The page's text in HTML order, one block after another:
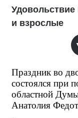
Удовольствие
и взрослые
Праздник во
состоялся при
областной
Анатолия